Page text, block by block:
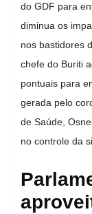
do GDF para
diminua os
nos bastidores
chefe do Buriti
pontuais para
gerada pelo
de Saúde,
no controle da